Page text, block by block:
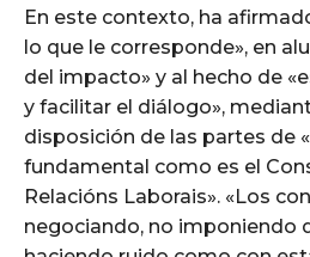
En este contexto, ha
lo que le corresponde», en
del impacto» y al hecho de
y facilitar el diálogo»,
disposición de las partes de
fundamental como es el
Relacións Laborais». «Los
negociando, no imponiendo